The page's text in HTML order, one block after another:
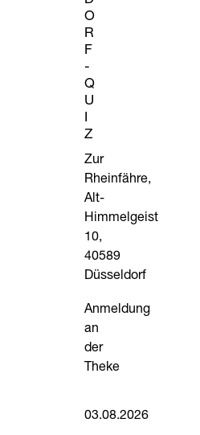
O
R
F
-
Q
U
Z
Zur
Rheinfähre,
Alt-
Himmelgeist
10,
40589
Düsseldorf
Anmeldung
an
der
Theke
03.08.2026